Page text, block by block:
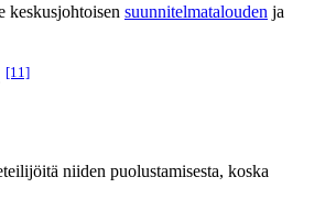
keskusjohtoisen suunnitelmatalouden ja
[11]
niiden puolustamisesta, koska